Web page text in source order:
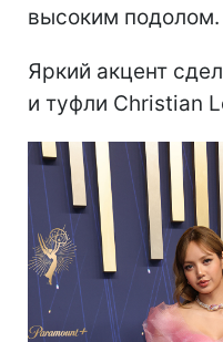
высоким подолом.
Яркий акцент
и туфли Christian